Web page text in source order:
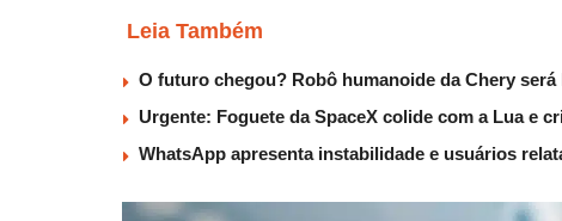
Leia Também
O futuro chegou? Robô humanoide da Chery
Urgente: Foguete da SpaceX colide com a Lua e
WhatsApp apresenta instabilidade e usuários